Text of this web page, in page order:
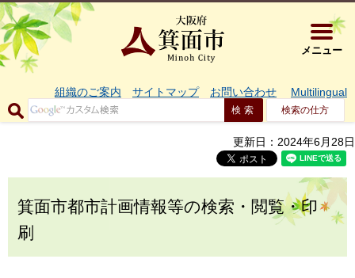
大阪府箕
メニュー
組織のご案内 サイトマップ お問い合わせ Multilingual
検索の仕方
更新日：2024年6月28日
箕面市都市計画情報等の検索・閲覧・印
刷